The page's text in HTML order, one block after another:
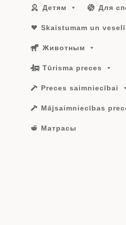
Детям Для
Skaistumam un
Животным
Tūrisma preces
Preces saimniecībai
Mājsaimniecības
Матрасы